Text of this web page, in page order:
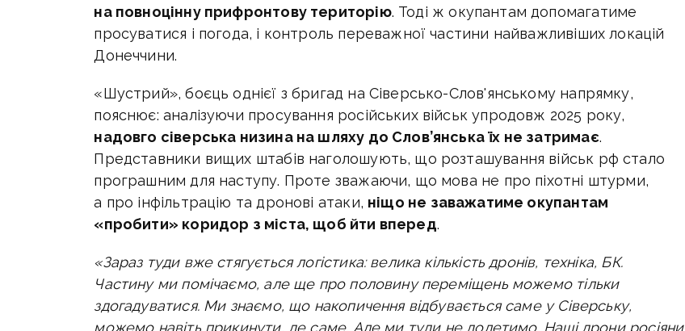
на повноцінну прифронтову територію. Тоді ж окупантам допомагатиме
просуватися і погода, і контроль переважної частини найважливіших локацій
Донеччини.
«Шустрий», боєць однієї з бригад на Сіверсько-Слов'янському напрямку,
пояснює: аналізуючи просування російських військ упродовж 2025 року,
надовго сіверська низина на шляху до Слов’янська їх не затримає.
Представники вищих штабів наголошують, що розташування військ рф стало
програшним для наступу. Проте зважаючи, що мова не про піхотні штурми,
а про інфільтрацію та дронові атаки, ніщо не заважатиме окупантам
«пробити» коридор з міста, щоб йти вперед.
«Зараз туди вже стягується логістика: велика кількість дронів, техніка, БК.
Частину ми помічаємо, але ще про половину переміщень можемо тільки
здогадуватися. Ми знаємо, що накопичення відбувається саме у Сіверську,
можемо навіть прикинути, де саме. Але ми туди не долетимо. Наші дрони росіяни